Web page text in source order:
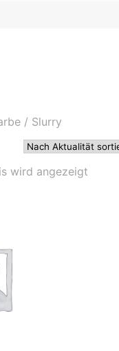
/ Slurry
wird angezeigt